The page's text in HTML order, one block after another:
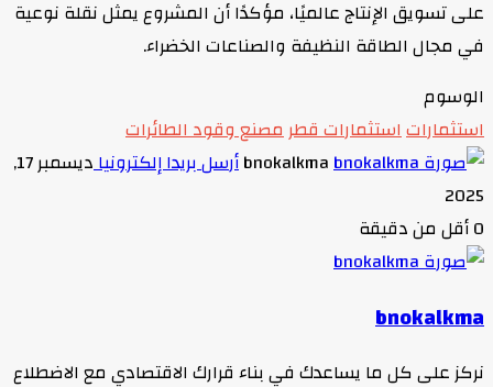
على تسويق الإنتاج عالميًا، مؤكدًا أن المشروع يمثل نقلة نوعية
في مجال الطاقة النظيفة والصناعات الخضراء.
الوسوم
استثماراتاستثمارات قطرمصنع وقود الطائرات
bnokalkmaأرسل بريدا إلكترونيا
ديسمبر 17,
2025
0أقل من دقيقة
bnokalkma
نركز على كل ما يساعدك في بناء قرارك الاقتصادي مع الاضطلاع